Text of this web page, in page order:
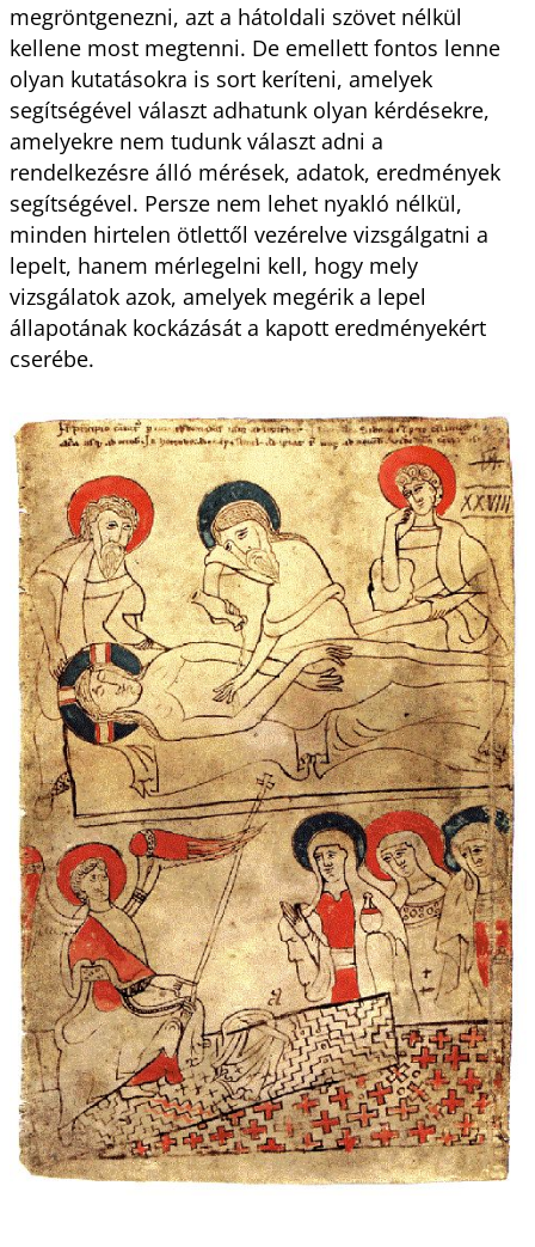
megröntgenezni, azt a hátoldali szövet nélkül
kellene most megtenni. De emellett fontos lenne
olyan kutatásokra is sort keríteni, amelyek
segítségével választ adhatunk olyan kérdésekre,
amelyekre nem tudunk választ adni a
rendelkezésre álló mérések, adatok, eredmények
segítségével. Persze nem lehet nyakló nélkül,
minden hirtelen ötlettől vezérelve vizsgálgatni a
lepelt, hanem mérlegelni kell, hogy mely
vizsgálatok azok, amelyek megérik a lepel
állapotának kockázását a kapott eredményekért
cserébe.